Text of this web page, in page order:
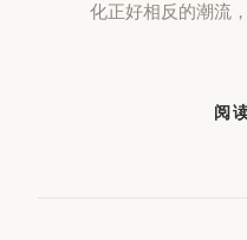
化正好相反的潮流
阅